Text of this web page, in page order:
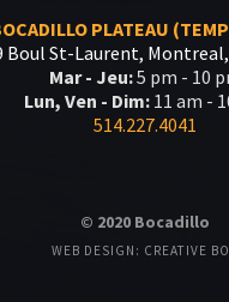
PLATEAU
Boul St-Laurent, Montreal,
Mar - Jeu:5 pm - 10
Lun, Ven - Dim:11 am -
514.227.4041
© 2020 Bocadillo
WEB DESIGN: CREATIVE